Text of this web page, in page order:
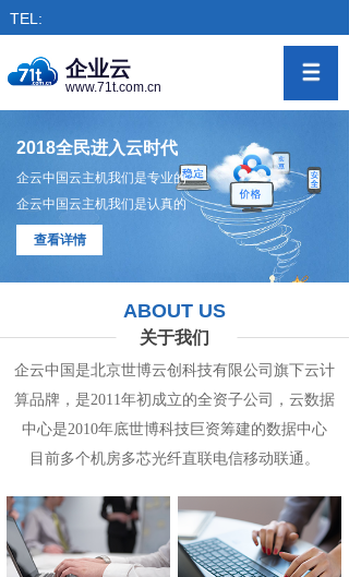
TEL:
企业云
www.71t.com.cn
2018全民进入云时代
企云中国云主机我们是专业的
企云中国云主机我们是认真的
查看详情
ABOUT US
关于我们
企云中国是北京世博云创科技有限公司旗下云计
算品牌，是2011年初成立的全资子公司， 云数据
中心是2010年底世博科技巨资筹建的数据中心
目前多个机房多芯光纤直联电信移动联通。